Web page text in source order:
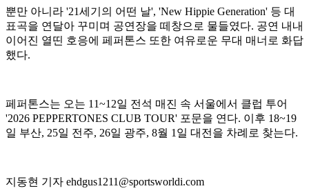
뿐만 아니라 '21세기의 어떤 날', 'New Hippie Generation' 등 대
표곡을 연달아 꾸미며 공연장을 떼창으로 물들였다. 공연 내내
이어진 열띤 호응에 페퍼톤스 또한 여유로운 무대 매너로 화답
했다.
페퍼톤스는 오는 11~12일 전석 매진 속 서울에서 클럽 투어
'2026 PEPPERTONES CLUB TOUR' 포문을 연다. 이후 18~19
일 부산, 25일 전주, 26일 광주, 8월 1일 대전을 차례로 찾는다.
지동현 기자 ehdgus1211@sportsworldi.com